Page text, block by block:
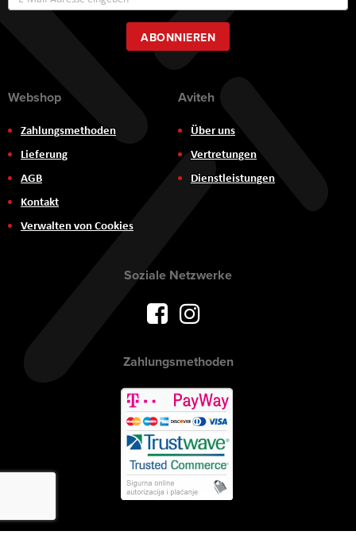
zum
Newsletter:
ABONNIEREN
Webshop
Zahlungsmethoden
Lieferung
AGB
Kontakt
Verwalten von Cookies
Aviteh
Über uns
Vertretungen
Dienstleistungen
Soziale Netzwerke
Zahlungsmethoden